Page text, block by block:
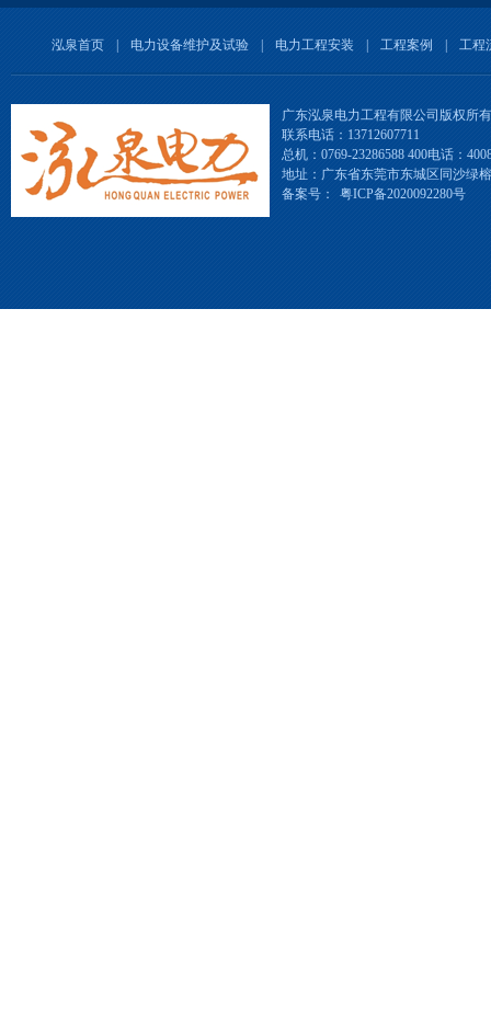
泓泉首页 电力设备维护及试验 电力工程安装 工程案例 工程
广东泓泉电力工程有限公司版权所有
联系电话：13712607711
总机：0769-23286588 400电话：
地址：广东省东莞市东城区同沙绿
备案号：
粤ICP备2020092280号